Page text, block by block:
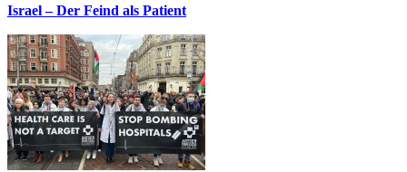
Israel – Der Feind als Patient